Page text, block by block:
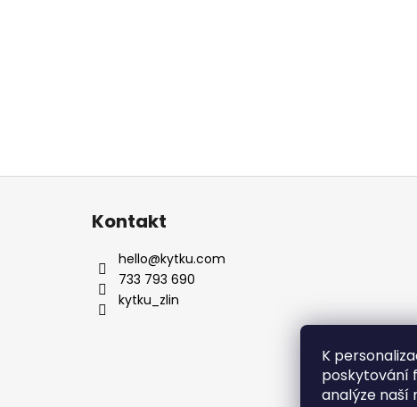
K
poskytování
analýze naší
Kontakt
hello@kytku.com
733 793 690
kytku_zlin